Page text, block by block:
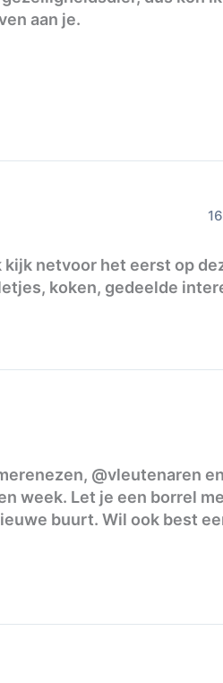
aan je.
kijk netvoor het eerst op
koken, gedeelde
@vleutenaren
week. Let je een borrel
buurt. Wil ook best